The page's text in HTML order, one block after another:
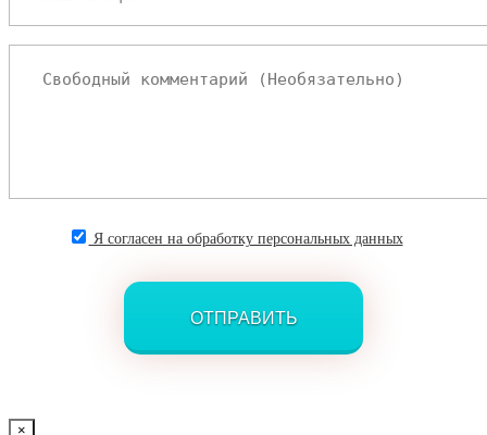
Я согласен на обработку персональных данных
×